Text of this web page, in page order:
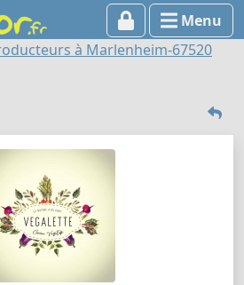
Menu
à Marlenheim-67520